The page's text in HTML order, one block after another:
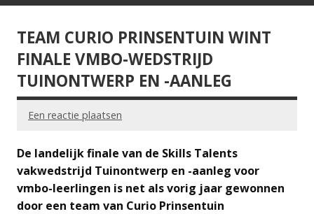
TEAM CURIO PRINSENTUIN WINT
FINALE VMBO-WEDSTRIJD
TUINONTWERP EN -AANLEG
Een reactie plaatsen
De landelijk finale van de Skills Talents
vakwedstrijd Tuinontwerp en -aanleg voor
vmbo-leerlingen is net als vorig jaar gewonnen
door een team van Curio Prinsentuin